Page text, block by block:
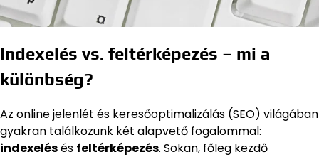
Indexelés vs. feltérképezés – mi a
különbség?
Az online jelenlét és keresőoptimalizálás (SEO) világában
gyakran találkozunk két alapvető fogalommal:
indexelésés feltérképezés. Sokan, főleg kezdő